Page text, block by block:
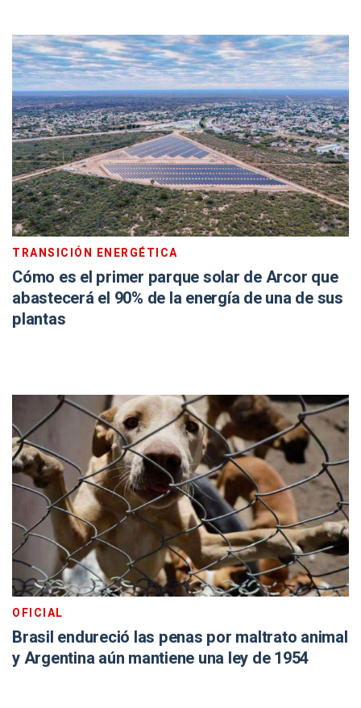
TRANSICIÓN ENERGÉTICA
Cómo es el primer parque solar de Arcor que
abastecerá el 90% de la energía de una de sus
plantas
OFICIAL
Brasil endureció las penas por maltrato animal
y Argentina aún mantiene una ley de 1954